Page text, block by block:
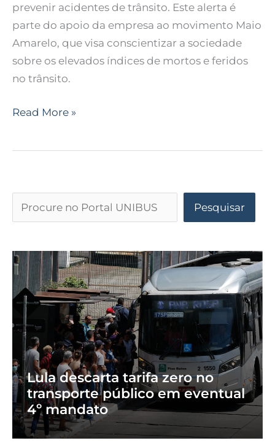
prevenir acidentes de trânsito. Este alerta é
parte do apoio da empresa ao movimento Maio
Amarelo, que visa conscientizar a sociedade
sobre os elevados índices de mortos e feridos
no trânsito.
Read More »
Pesquisar
Lula descarta tarifa zero no
transporte público em eventual
4º mandato